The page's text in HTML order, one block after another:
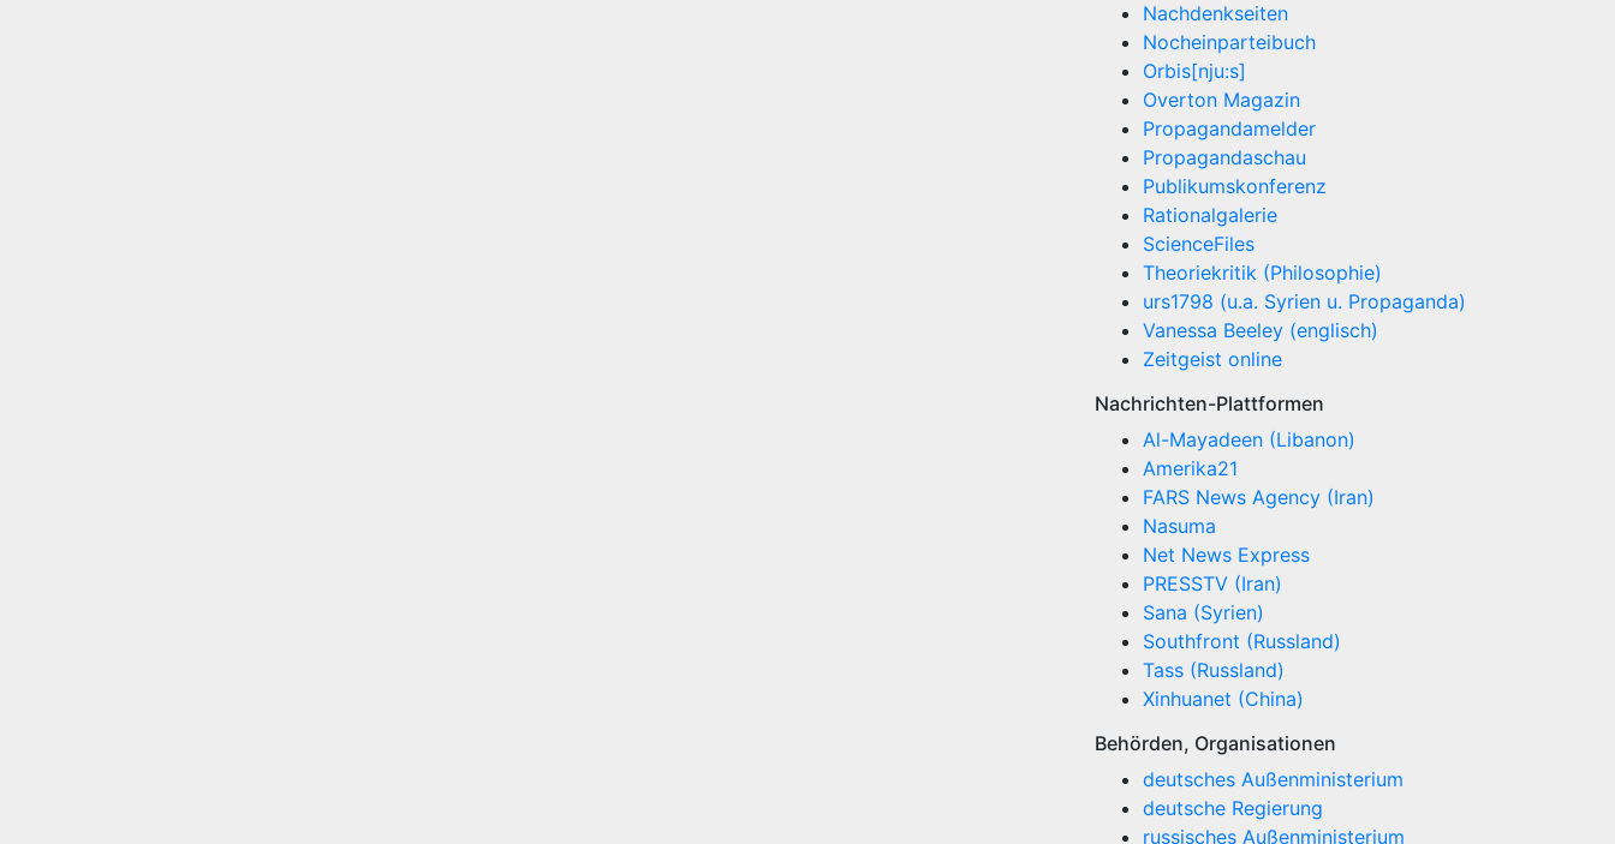
Nachdenkseiten
Nocheinparteibuch
Orbis[nju:s]
Overton Magazin
Propagandamelder
Propagandaschau
Publikumskonferenz
Rationalgalerie
ScienceFiles
Theoriekritik (Philosophie)
urs1798 (u.a. Syrien u. Propaganda)
Vanessa Beeley (englisch)
Zeitgeist online
Nachrichten-Plattformen
Al-Mayadeen (Libanon)
Amerika21
FARS News Agency (Iran)
Nasuma
Net News Express
PRESSTV (Iran)
Sana (Syrien)
Southfront (Russland)
Tass (Russland)
Xinhuanet (China)
Behörden, Organisationen
deutsches Außenministerium
deutsche Regierung
russisches Außenministerium